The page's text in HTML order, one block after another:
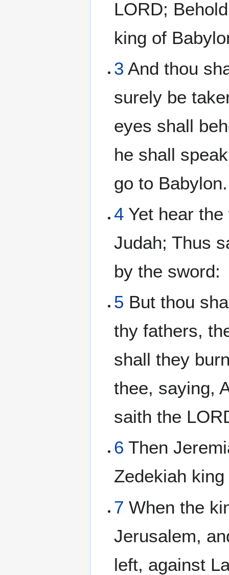
LORD;
king of
3 And thou
surely be
eyes shall
he shall
go to Babylon.
4 Yet hear
Judah; Thus
by the sword:
5 But thou
thy fathers,
shall they
thee, saying,
saith the
6 Then
Zedekiah
7 When the
Jerusalem,
left, against